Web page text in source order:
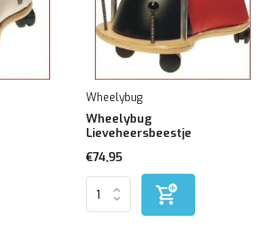
Wheelybug
Wheelybug
Lieveheersbeestje
€74,95